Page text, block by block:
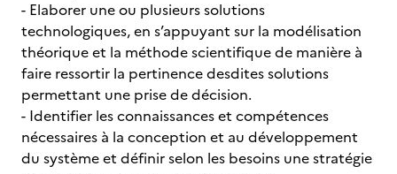
- Elaborer une ou plusieurs solutions
technologiques, en s’appuyant sur la modélisation
théorique et la méthode scientifique de manière à
faire ressortir la pertinence desdites solutions
permettant une prise de décision.
- Identifier les connaissances et compétences
nécessaires à la conception et au développement
du système et définir selon les besoins une stratégie